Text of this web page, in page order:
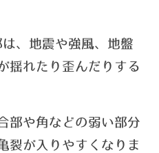
、 地震や強風、地盤
揺れたり歪んだりする
部や角などの弱い部分
裂が入りやすくなりま